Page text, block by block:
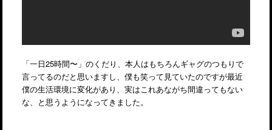
「一日25時間〜」のくだり、本人はもちろんギャグのつもりで
言ってるのだと思いますし、僕も笑って見ていたのですが最近
僕の生活環境に変化があり、実はこれあながち間違ってもない
な、と思うようになってきました。